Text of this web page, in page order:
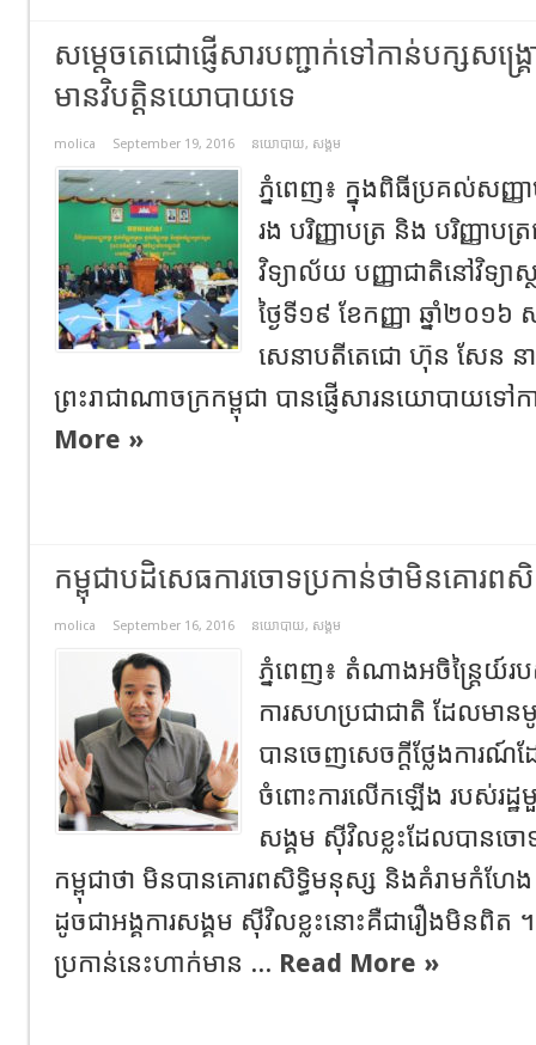
សម្ដេចតេជោផ្ញើសារបញ្ជាក់ទៅកាន់បក្សសង្គ្រ
មានវិបត្តិនយោបាយទេ
molica September 19, 2016 នយោបាយ, សង្គម
ភ្នំពេញ៖ ក្នុងពិធីប្រគល់សញ្ញ
រង បរិញ្ញាបត្រ និង បរិញ្ញាប
វិទ្យាល័យ បញ្ញាជាតិនៅវិទ្យា
ថ្ងៃទី១៩ ខែកញ្ញា ឆ្នាំ២០១៦
សេនាបតីតេជោ ហ៊ុន សែន នា
ព្រះរាជាណាចក្រកម្ពុជា បានផ្ញើសារនយោបាយទៅ
More »
កម្ពុជាបដិសេធការចោទប្រកាន់ថាមិនគោរព
molica September 16, 2016 នយោបាយ, សង្គម
ភ្នំពេញ៖ តំណាងអចិន្ត្រៃយ៍រប
ការសហប្រជាជាតិ ដែលមា
បានចេញសេចក្តីថ្លែងការណ៍
ចំពោះការលើកឡើង របស់រដ្
សង្គម សុីវិលខ្លះដែលបានចោទ
កម្ពុជាថា មិនបានគោរពសិទ្ធិមនុស្ស និងគំរាមកំ
ដូចជាអង្គការសង្គម សុីវិលខ្លះនោះគឺជារឿងមិនពិត
ប្រកាន់នេះហាក់មាន ... Read More »